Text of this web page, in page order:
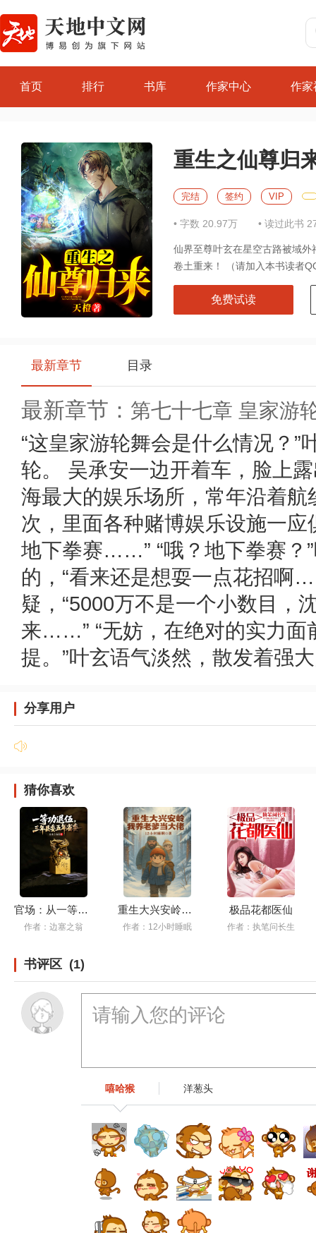
首页 排行 书库 作家中心 作家
重生之仙尊归
完结 签约 VIP
• 字数 20.97万 • 读过此书
仙界至尊叶玄在星空古路被域
卷土重来！ （请加入本书读者
免费试读
最新章节 目录
最新章节： 第七十七章 皇家游
“这皇家游轮舞会是什么情况？
轮。 吴承安一边开着车，脸上
海最大的娱乐场所，常年沿着
次，里面各种赌博娱乐设施一
地下拳赛……” “哦？地下拳赛？
的，“看来还是想耍一点花招啊
疑，“5000万不是一个小数目，
来……” “无妨，在绝对的实力面
提。”叶玄语气淡然，散发着强
分享用户
分享 即得易币，快将本书一键分享 给小伙伴们吧
猜你喜欢
官场：从一等功臣到政坛巅峰
作者：边塞之翁
重生大兴安岭，我养老爹当大佬
作者：12小时睡眠
极品花都医仙
作者：执笔问长生
书评区 (1)
嘻哈猴 洋葱头